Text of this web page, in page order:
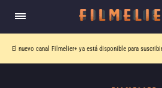
El nuevo canal Filmelier+ ya está disponible para